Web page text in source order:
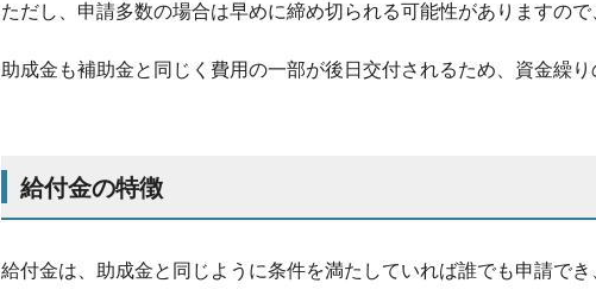
ただし、申請多数の場合は早めに締め切られる可能性がありますので
助成金も補助金と同じく費用の一部が後日交付されるため、資金繰
給付金の特徴
給付金は、助成金と同じように条件を満たしていれば誰でも申請で